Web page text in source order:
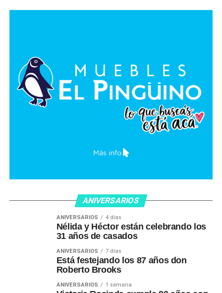
ANIVERSARIOS
ANIVERSARIOS 4 días
Nélida y Héctor están celebrando los
31 años de casados
ANIVERSARIOS 7 días
Está festejando los 87 años don
Roberto Brooks
ANIVERSARIOS 1 semana